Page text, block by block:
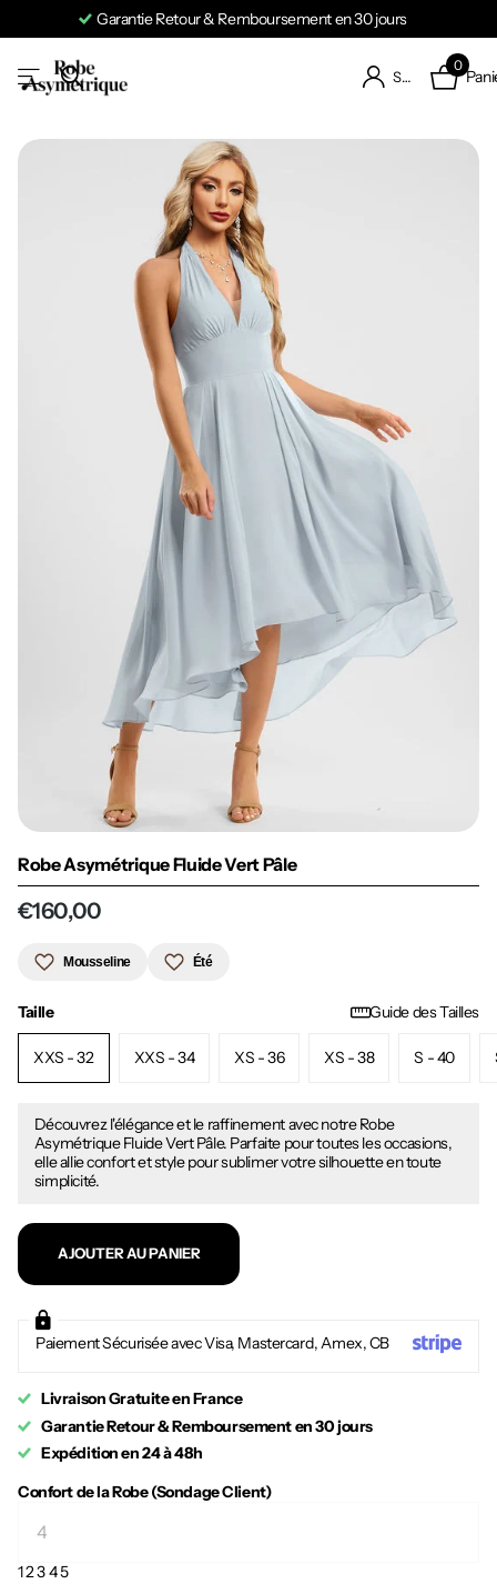
Garantie Retour & Remboursement en 30 jours
S'identifier
0
Robe Asymétrique Fluide Vert Pâle
€160,00
Mousseline Été
Taille Guide des Tailles
XXS - 32 XXS - 34 XS - 36 XS - 38 S - 40
Découvrez l'élégance et le raffinement avec notre Robe
Asymétrique Fluide Vert Pâle. Parfaite pour toutes les occasions,
elle allie confort et style pour sublimer votre silhouette en toute
simplicité.
AJOUTER AU PANIER
Paiement Sécurisée avec Visa, Mastercard, Amex, CB
Livraison Gratuite en France
Garantie Retour & Remboursement en 30 jours
Expédition en 24 à 48h
Confort de la Robe (Sondage Client)
12345